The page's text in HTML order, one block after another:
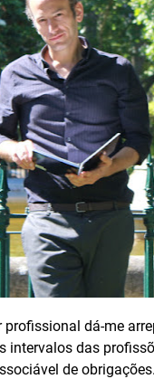
profissional dá-me
intervalos das
de